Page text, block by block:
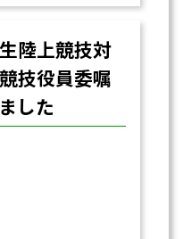
陸上競技対
技役員委嘱
した